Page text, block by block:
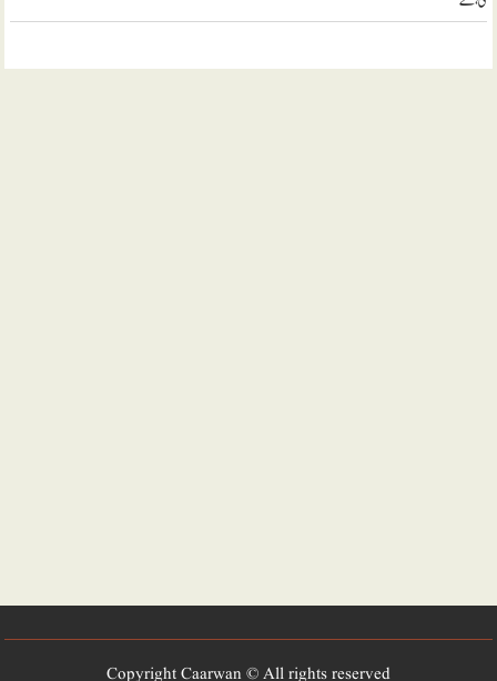
Copyright Caarwan © All rights reserved